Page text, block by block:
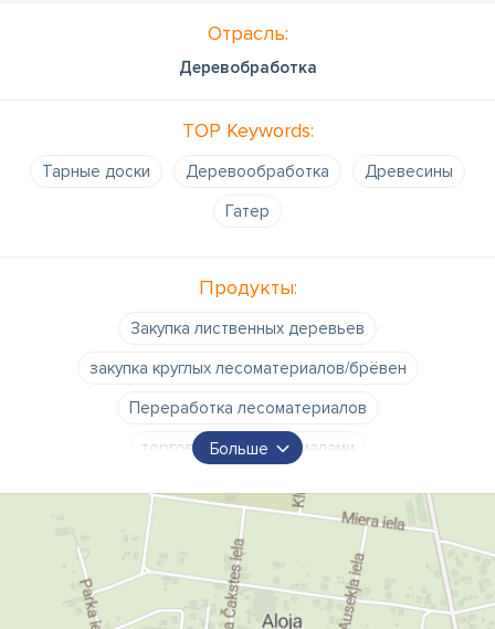
Отрасль:
Деревобработка
TOP Keywords:
Тарные доски Деревообработка
Древесины
Гатер
Продукты:
Закупка лиственных деревьев
закупка круглых лесоматериалов/брёвен
Переработка лесоматериалов
торговля лесоматериалами
закупка пиловочных бревен
закупка черноольховых пиловочников
производство досок тары
Больше